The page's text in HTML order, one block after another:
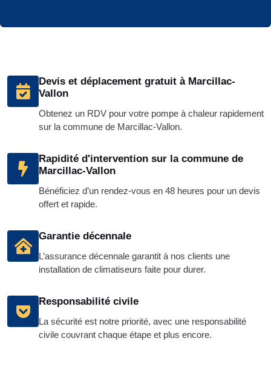
Devis et déplacement gratuit à Marcillac-
Vallon
Obtenez un RDV pour votre pompe à chaleur rapidement
sur la commune de Marcillac-Vallon.
Rapidité d'intervention sur la commune de
Marcillac-Vallon
Bénéficiez d’un rendez-vous en 48 heures pour un devis
offert et rapide.
Garantie décennale
L’assurance décennale garantit à nos clients une
installation de climatiseurs faite pour durer.
Responsabilité civile
La sécurité est notre priorité, avec une responsabilité
civile couvrant chaque étape et plus encore.